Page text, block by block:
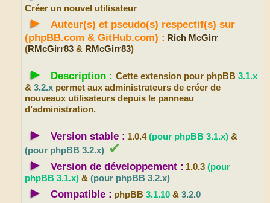
Créer un nouvel utilisateur
►
Auteur(s) et pseudo(s) respectif(s) sur
(phpBB.com & GitHub.com) : Rich McGirr
(RMcGirr83 & RMcGirr83)
► Description : Cette extension pour phpBB 3.1.x
& 3.2.x permet aux administrateurs de créer de
nouveaux utilisateurs depuis le panneau
d’administration.
► Version stable : 1.0.4(pour phpBB 3.1.x) &
(pour phpBB 3.2.x) ✔
►
Version de développement : 1.0.3 (pour
phpBB 3.1.x) & (pour phpBB 3.2.x)
► Compatible : phpBB 3.1.10 & 3.2.0